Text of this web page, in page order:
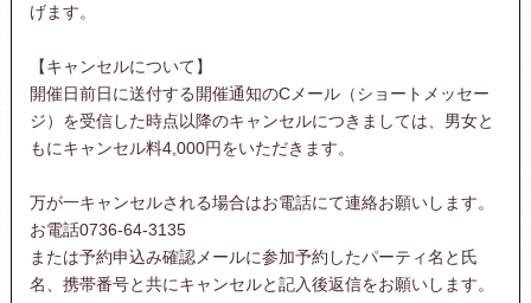
げます。
【キャンセルについて】
開催日前日に送付する開催通知のCメール（ショートメッセー
ジ）を受信した時点以降のキャンセルにつきましては、男女と
もにキャンセル料4,000円をいただきます。
万が一キャンセルされる場合はお電話にて連絡お願いします。
お電話0736-64-3135
または予約申込み確認メールに参加予約したパーティ名と氏
名、携帯番号と共にキャンセルと記入後返信をお願いします。